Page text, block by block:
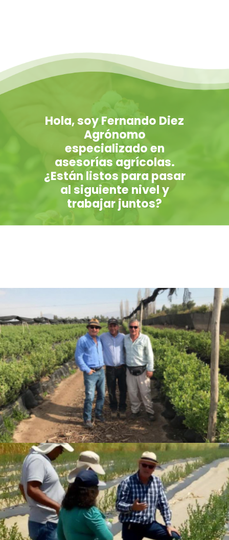
Hola, soy Fernando Diez
Agrónomo
especializado en
asesorías agrícolas.
¿Están listos para pasar
al siguiente nivel y
trabajar juntos?